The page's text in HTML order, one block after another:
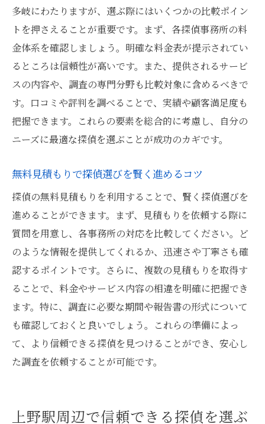
上野駅での探偵選びで避けるべき失敗事例
探偵無料見積もりの落とし穴を避けるための注
意点
見積もり時に注意すべき契約条件
無料見積もりの注意点を知り、トラブルを
避ける
上野駅での探偵無料見積もりのよくある誤
見積もり内容の不明点を確認する重要性
探偵無料見積もりを利用する際のよくある
落とし穴
見積もりを通して探偵の信頼性を評価する
方法
上野駅での探偵選び無料見積もりを利用した成
功事例
成功事例から学ぶ探偵無料見積もりの活か
し方
上野駅周辺での探偵成功事例を分析
無料見積もりを活用した探偵選びの成功談
探偵無料見積もりを活用し目的を達成した
多岐にわたりますが、選ぶ際にはいくつかの比較ポイン
トを押さえることが重要です。まず、各探偵事務所の料
金体系を確認しましょう。明確な料金表が提示されてい
るところは信頼性が高いです。また、提供されるサービ
スの内容や、調査の専門分野も比較対象に含めるべきで
す。口コミや評判を調べることで、実績や顧客満足度も
把握できます。これらの要素を総合的に考慮し、自分の
ニーズに最適な探偵を選ぶことが成功のカギです。
無料見積もりで探偵選びを賢く進めるコツ
探偵の無料見積もりを利用することで、賢く探偵選びを
進めることができます。まず、見積もりを依頼する際に
質問を用意し、各事務所の対応を比較してください。ど
のような情報を提供してくれるか、迅速さや丁寧さも確
認するポイントです。さらに、複数の見積もりを取得す
ることで、料金やサービス内容の相違を明確に把握でき
ます。特に、調査に必要な期間や報告書の形式について
も確認しておくと良いでしょう。これらの準備によっ
て、より信頼できる探偵を見つけることができ、安心し
た調査を依頼することが可能です。
上野駅周辺で信頼できる探偵を選ぶ